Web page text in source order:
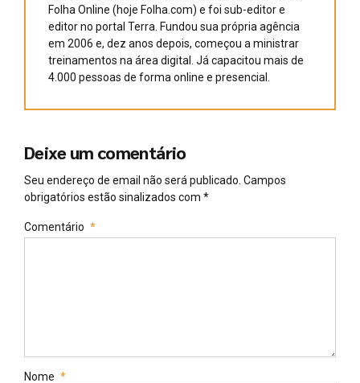
Folha Online (hoje Folha.com) e foi sub-editor e
editor no portal Terra. Fundou sua própria agência
em 2006 e, dez anos depois, começou a ministrar
treinamentos na área digital. Já capacitou mais de
4.000 pessoas de forma online e presencial.
Deixe um comentário
Seu endereço de email não será publicado. Campos
obrigatórios estão sinalizados com *
Comentário *
Nome *